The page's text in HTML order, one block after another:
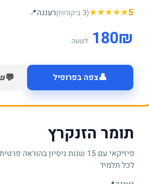
(3 ביקורות)★★★★★5 רעננה📍
₪
180 לשעה
👤צפה בפרופיל 💬
תומר הזנקרץ
פיזיקאי עם 15 שנות ניסיון
לכל תלמיד